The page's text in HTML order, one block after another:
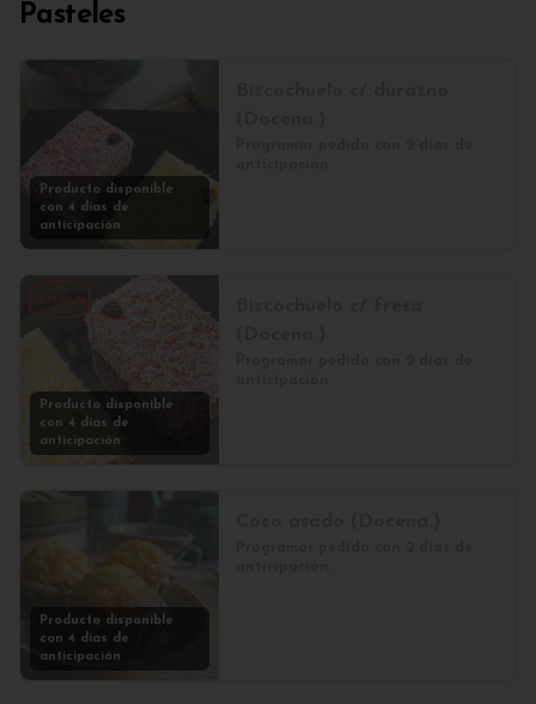
Pasteles
Producto disponible
con 4 días de
anticipación
Producto disponible
con 4 días de
anticipación
Producto disponible
con 4 días de
anticipación